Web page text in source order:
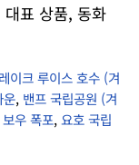
표 상품, 동화
레이크 루이스 호수 (겨
운, 밴프 국립공원 (겨
보우 폭포, 요호 국립